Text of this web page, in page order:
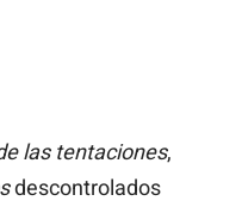
las tentaciones,
descontrolados